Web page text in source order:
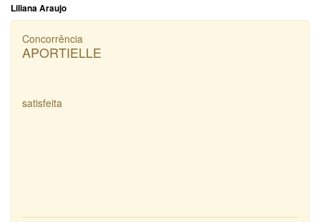
Liliana Araujo
Concorrência
APORTIELLE
satisfeita